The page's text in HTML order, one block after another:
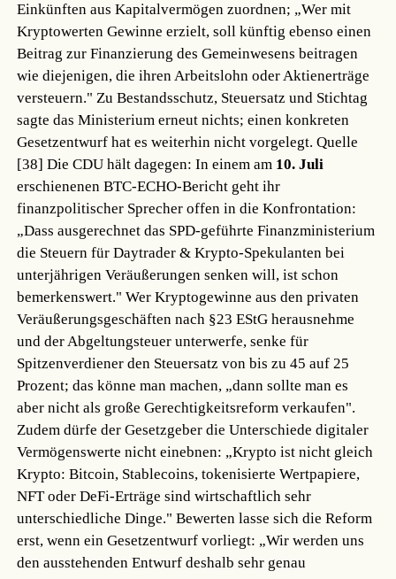
Einkünften aus Kapitalvermögen zuordnen; „Wer mit
Kryptowerten Gewinne erzielt, soll künftig ebenso einen
Beitrag zur Finanzierung des Gemeinwesens beitragen
wie diejenigen, die ihren Arbeitslohn oder Aktienerträge
versteuern." Zu Bestandsschutz, Steuersatz und Stichtag
sagte das Ministerium erneut nichts; einen konkreten
Gesetzentwurf hat es weiterhin nicht vorgelegt.Quelle
[38] Die CDU hält dagegen: In einem am 10. Juli
erschienenen BTC-ECHO-Bericht geht ihr
finanzpolitischer Sprecher offen in die Konfrontation:
„Dass ausgerechnet das SPD-geführte Finanzministerium
die Steuern für Daytrader & Krypto-Spekulanten bei
unterjährigen Veräußerungen senken will, ist schon
bemerkenswert." Wer Kryptogewinne aus den privaten
Veräußerungsgeschäften nach §23 EStG herausnehme
und der Abgeltungsteuer unterwerfe, senke für
Spitzenverdiener den Steuersatz von bis zu 45 auf 25
Prozent; das könne man machen, „dann sollte man es
aber nicht als große Gerechtigkeitsreform verkaufen".
Zudem dürfe der Gesetzgeber die Unterschiede digitaler
Vermögenswerte nicht einebnen: „Krypto ist nicht gleich
Krypto: Bitcoin, Stablecoins, tokenisierte Wertpapiere,
NFT oder DeFi-Erträge sind wirtschaftlich sehr
unterschiedliche Dinge." Bewerten lasse sich die Reform
erst, wenn ein Gesetzentwurf vorliegt: „Wir werden uns
den ausstehenden Entwurf deshalb sehr genau